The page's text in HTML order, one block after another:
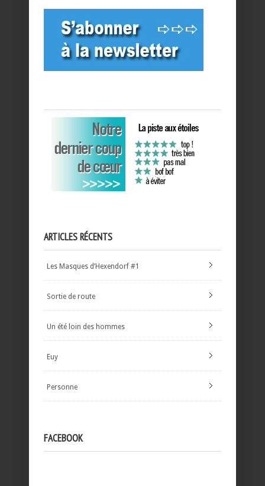
ARTICLES RÉCENTS
Les Masques d’Hexendorf #1
Sortie de route
Un été loin des hommes
Euy
Personne
FACEBOOK